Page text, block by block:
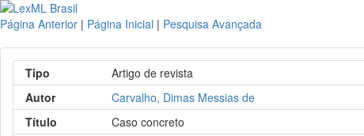
Página Anterior | Página Inicial | Pesquisa Avançada
Tipo
Artigo de revista
Autor
Carvalho, Dimas Messias de
Título
Caso concreto